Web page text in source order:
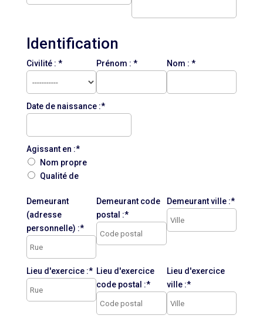
Identification
Civilité : * Prénom : * Nom : *
Date de naissance :*
Agissant en :*
Nom propre
Qualité de
Demeurant
(adresse
personnelle) :*
Demeurant code
postal :*
Demeurant ville :*
Lieu d'exercice :* Lieu d'exercice
code postal :*
Lieu d'exercice
ville :*